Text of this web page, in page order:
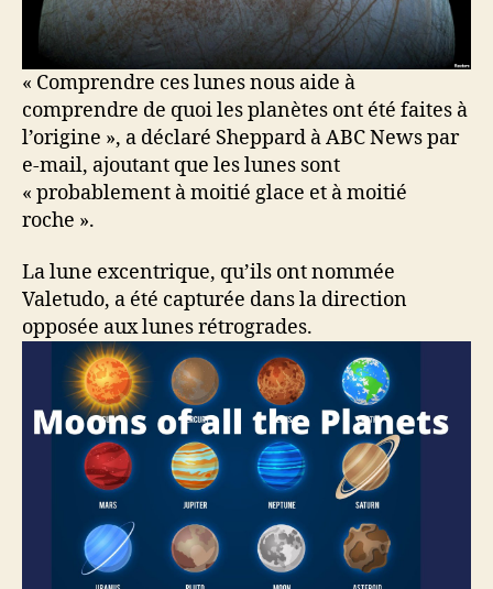
« Comprendre ces lunes nous aide à
comprendre de quoi les planètes ont été faites à
l’origine », a déclaré Sheppard à ABC News par
e-mail, ajoutant que les lunes sont
« probablement à moitié glace et à moitié
roche ».
La lune excentrique, qu’ils ont nommée
Valetudo, a été capturée dans la direction
opposée aux lunes rétrogrades.